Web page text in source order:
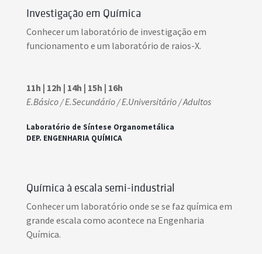
Investigação em Química
Conhecer um laboratório de investigação em
funcionamento e um laboratório de raios-X.
11h | 12h | 14h | 15h | 16h
E.Básico / E.Secundário / E.Universitário / Adultos
Laboratório de Síntese Organometálica
DEP. ENGENHARIA QUÍMICA
Química à escala semi-industrial
Conhecer um laboratório onde se se faz química em
grande escala como acontece na Engenharia
Química.